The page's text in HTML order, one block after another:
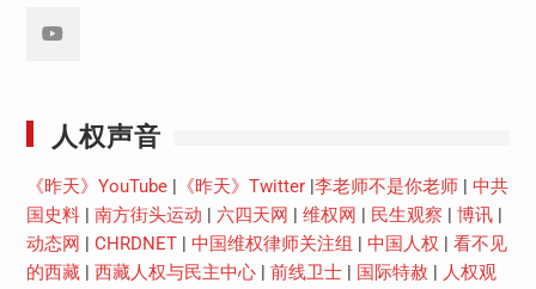
人权声音
《昨天》YouTube| 《昨天》Twitter| 李老师不是你老师| 中共
国史料| 南方街头运动 六四天网 维权网 民生观察 博讯|
动态网
CHRDNET| 中国维权律师关注组 中国人权
看不见
的西藏| 西藏人权与民主中心| 前线卫士| 国际特赦
人权观